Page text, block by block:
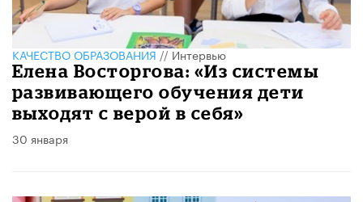
КАЧЕСТВО ОБРАЗОВАНИЯ//Интервью
Елена Восторгова: «Из системы
развивающего обучения дети
выходят с верой в себя»
30 января